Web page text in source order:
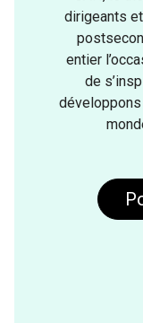
dirigeants
entier
de